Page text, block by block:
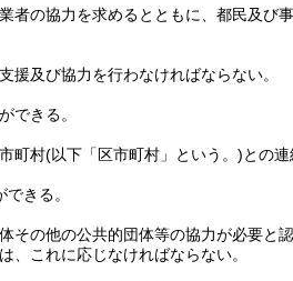
の協力を求めるとともに、都民及び
及び協力を行わなければならない。
できる。
町村(以下「区市町村」という。)との
きる。
の他の公共的団体等の協力が必要と
、これに応じなければならない。